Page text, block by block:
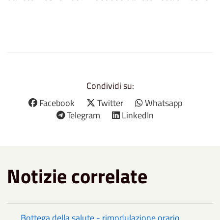
Condividi su:
Facebook
Twitter
Whatsapp
Telegram
LinkedIn
Notizie correlate